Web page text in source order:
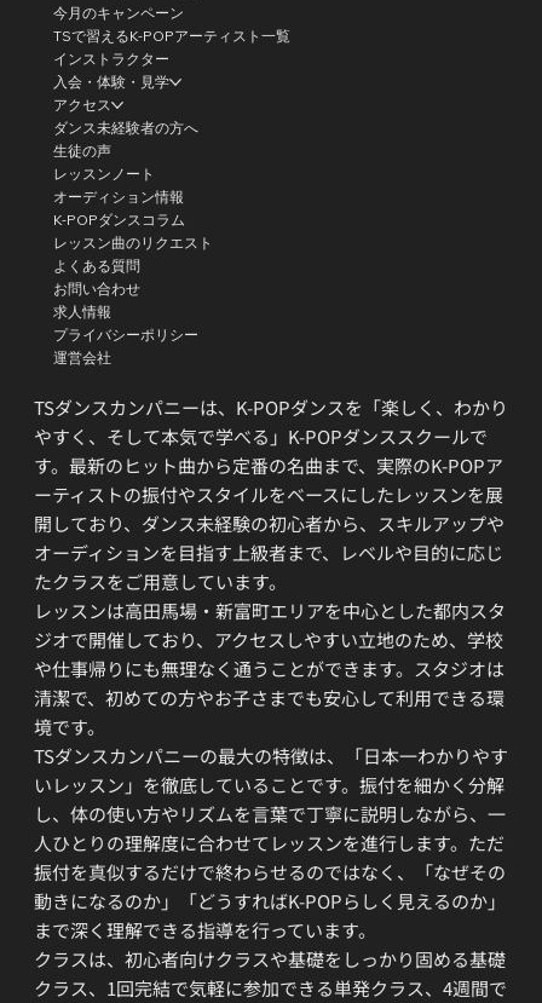
TSダンスカンパニーは、K-POPダンスを「楽しく、わかり
やすく、そして本気で学べる」K-POPダンススクールで
す。最新のヒット曲から定番の名曲まで、実際のK-POPア
ーティストの振付やスタイルをベースにしたレッスンを展
開しており、ダンス未経験の初心者から、スキルアップや
オーディションを目指す上級者まで、レベルや目的に応じ
たクラスをご用意しています。
レッスンは高田馬場・新富町エリアを中心とした都内スタ
ジオで開催しており、アクセスしやすい立地のため、学校
や仕事帰りにも無理なく通うことができます。スタジオは
清潔で、初めての方やお子さまでも安心して利用できる環
境です。
TSダンスカンパニーの最大の特徴は、「日本一わかりやす
いレッスン」を徹底していることです。振付を細かく分解
し、体の使い方やリズムを言葉で丁寧に説明しながら、一
人ひとりの理解度に合わせてレッスンを進行します。ただ
振付を真似するだけで終わらせるのではなく、「なぜその
動きになるのか」「どうすればK-POPらしく見えるのか」
まで深く理解できる指導を行っています。
クラスは、初心者向けクラスや基礎をしっかり固める基礎
クラス、1回完結で気軽に参加できる単発クラス、4週間で
今月のキャンペーン
TSで習えるK-POPアーティスト一覧
インストラクター
入会・体験・見学
アクセス
ダンス未経験者の方へ
生徒の声
レッスンノート
オーディション情報
K-POPダンスコラム
レッスン曲のリクエスト
よくある質問
お問い合わせ
求人情報
プライバシーポリシー
運営会社